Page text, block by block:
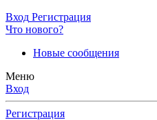
Вход Регистрация
Что нового?
Новые сообщения
Меню
Вход
Регистрация